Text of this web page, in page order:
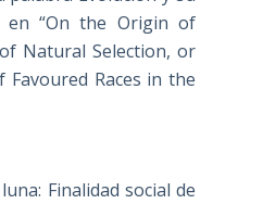
en “On the Origin of
Natural Selection, or
Races in the
Finalidad social de